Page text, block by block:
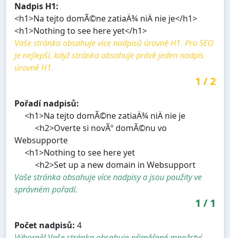
Nadpis H1:
<h1>Na tejto domÃ©ne zatiaÄ¾ niÄ nie je</h1>
<h1>Nothing to see here yet</h1>
Vaše stránka obsahuje více nadpisů úrovně H1. Pro SEO
je nejlepší, když stránka obsahuje právě jeden nadpis
úrovně H1.
1 /2
Pořadí nadpisů:
<h1>Na tejto domÃ©ne zatiaÄ¾ niÄ nie je
<h2>Overte si novÃº domÃ©nu vo
Websupporte
<h1>Nothing to see here yet
<h2>Set up a new domain in Websupport
Vaše stránka obsahuje více nadpisy a jsou použity ve
správném pořadí.
1 / 1
Počet nadpisů: 4